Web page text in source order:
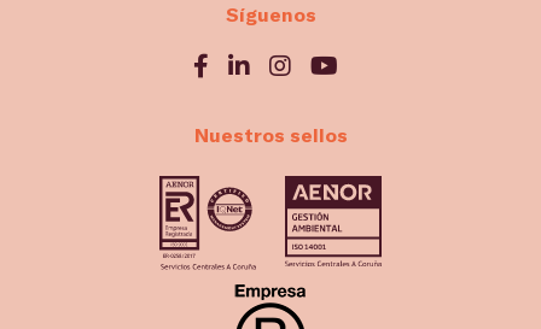
Síguenos
Nuestros sellos